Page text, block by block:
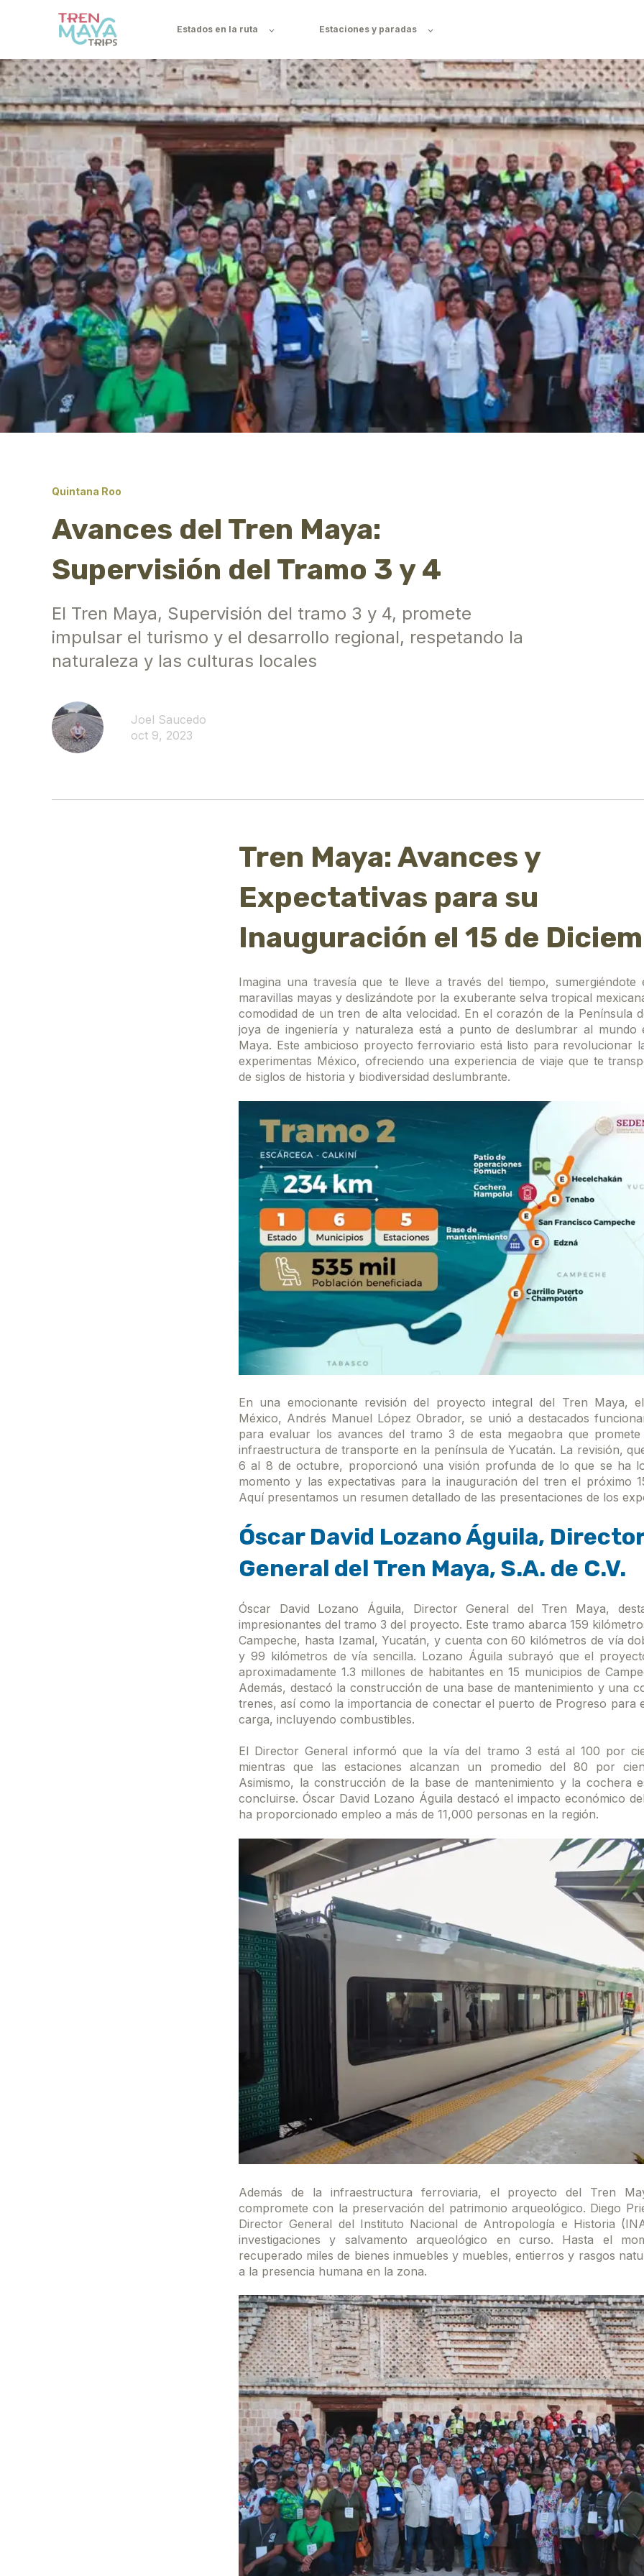
Estados en la ruta Estaciones y paradas
Quintana Roo
Avances del Tren Maya:
Supervisión del Tramo 3 y 4
El Tren Maya, Supervisión del tramo 3 y 4, promete
impulsar el turismo y el desarrollo regional, respetando la
naturaleza y las culturas locales
Joel Saucedo
oct 9, 2023
Tren Maya: Avances y
Expectativas para su
Inauguración el 15 de
Imagina una travesía que te lleve a través del tiempo, sumergiéndote
maravillas mayas y deslizándote por la exuberante selva tropical
comodidad de un tren de alta velocidad. En el corazón de la Península
joya de ingeniería y naturaleza está a punto de deslumbrar al mundo
Maya. Este ambicioso proyecto ferroviario está listo para revolucionar
experimentas México, ofreciendo una experiencia de viaje que te
de siglos de historia y biodiversidad deslumbrante.
En una emocionante revisión del proyecto integral del Tren Maya,
México, Andrés Manuel López Obrador, se unió a destacados
para evaluar los avances del tramo 3 de esta megaobra que
infraestructura de transporte en la península de Yucatán. La revisión,
6 al 8 de octubre, proporcionó una visión profunda de lo que se ha
momento y las expectativas para la inauguración del tren el próximo
Aquí presentamos un resumen detallado de las presentaciones de los
Óscar David Lozano Águila,
General del Tren Maya, S.A. de C.V.
Óscar David Lozano Águila, Director General del Tren Maya,
impresionantes del tramo 3 del proyecto. Este tramo abarca 159
Campeche, hasta Izamal, Yucatán, y cuenta con 60 kilómetros de vía
y 99 kilómetros de vía sencilla. Lozano Águila subrayó que el
aproximadamente 1.3 millones de habitantes en 15 municipios de
Además, destacó la construcción de una base de mantenimiento y una
trenes, así como la importancia de conectar el puerto de Progreso para
carga, incluyendo combustibles.
El Director General informó que la vía del tramo 3 está al 100 por
mientras que las estaciones alcanzan un promedio del 80 por
Asimismo, la construcción de la base de mantenimiento y la cochera
concluirse. Óscar David Lozano Águila destacó el impacto económico
ha proporcionado empleo a más de 11,000 personas en la región.
Además de la infraestructura ferroviaria, el proyecto del Tren
compromete con la preservación del patrimonio arqueológico. Diego
Director General del Instituto Nacional de Antropología e Historia
investigaciones y salvamento arqueológico en curso. Hasta el
recuperado miles de bienes inmuebles y muebles, entierros y rasgos
a la presencia humana en la zona.